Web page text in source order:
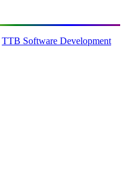
TTB Software Development